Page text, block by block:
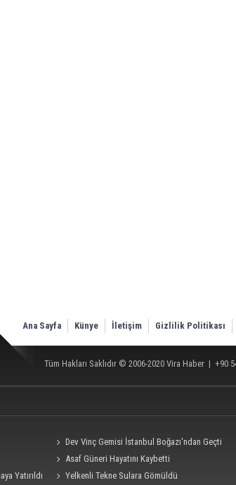
Ana Sayfa Künye İletişim Gizlilik Politikası
Tüm Hakları Saklıdır © 2006-2020 Vira Haber | +90
Dev Vinç Gemisi İstanbul Boğazı'ndan Geçti
Asaf Güneri Hayatını Kaybetti
Yatırıldı Yelkenli Tekne Sulara Gömüldü